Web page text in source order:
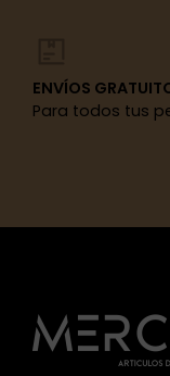
ENVÍOS
Para todos tus